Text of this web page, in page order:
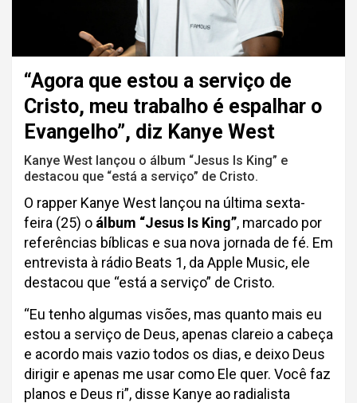
“Agora que estou a serviço de
Cristo, meu trabalho é espalhar o
Evangelho”, diz Kanye West
Kanye West lançou o álbum “Jesus Is King” e
destacou que “está a serviço” de Cristo.
O rapper Kanye West lançou na última sexta-
feira (25) o álbum “Jesus Is King”, marcado por
referências bíblicas e sua nova jornada de fé. Em
entrevista à rádio Beats 1, da Apple Music, ele
destacou que “está a serviço” de Cristo.
“Eu tenho algumas visões, mas quanto mais eu
estou a serviço de Deus, apenas clareio a cabeça
e acordo mais vazio todos os dias, e deixo Deus
dirigir e apenas me usar como Ele quer. Você faz
planos e Deus ri”, disse Kanye ao radialista